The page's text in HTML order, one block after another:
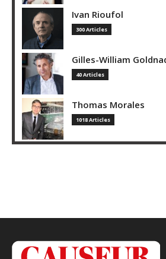
Ivan Rioufol
300 Articles
Gilles-William
40 Articles
Thomas Morales
1018 Articles